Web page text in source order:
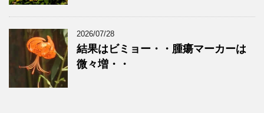
2026/07/28
結果はビミョー・・腫瘍マーカーは
微々増・・